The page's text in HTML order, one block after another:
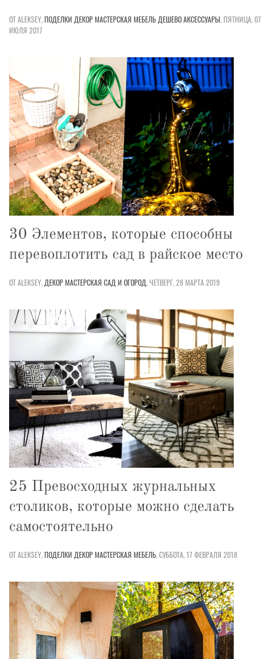
ОТ ALEKSEY,ПОДЕЛКИ ДЕКОРМАСТЕРСКАЯ МЕБЕЛЬ ДЕШЕВОАКСЕССУАРЫ,ПЯТНИЦА, 07
ИЮЛЯ 2017
30 Элементов, которые способны
перевоплотить сад в райское место
ОТ ALEKSEY, ДЕКОРМАСТЕРСКАЯ САД И ОГОРОД,ЧЕТВЕРГ, 28 МАРТА 2019
25 Превосходных журнальных
столиков, которые можно сделать
самостоятельно
ОТ ALEKSEY,ПОДЕЛКИ ДЕКОРМАСТЕРСКАЯ МЕБЕЛЬ,СУББОТА, 17 ФЕВРАЛЯ 2018